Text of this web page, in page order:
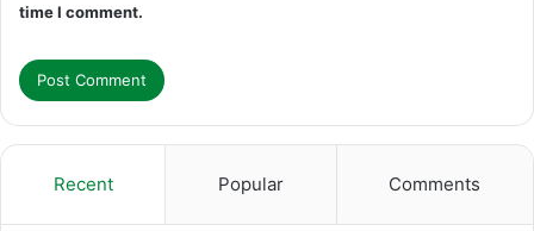
time I comment.
Recent Popular Comments